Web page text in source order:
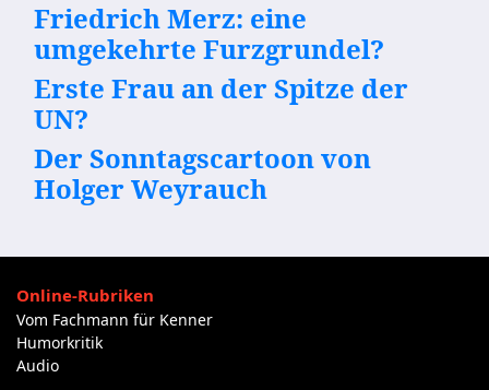
Friedrich Merz: eine
umgekehrte Furzgrundel?
Erste Frau an der Spitze der
UN?
Der Sonntagscartoon von
Holger Weyrauch
Online-Rubriken
Vom Fachmann für Kenner
Humorkritik
Audio